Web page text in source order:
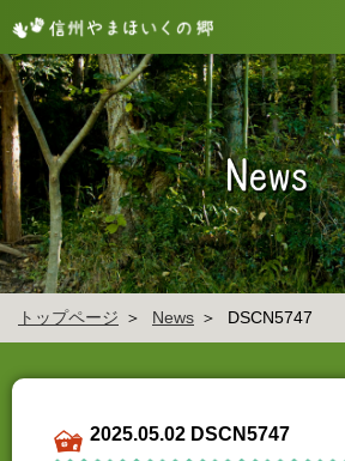
トップページ News DSCN5747
2025.05.02 DSCN5747